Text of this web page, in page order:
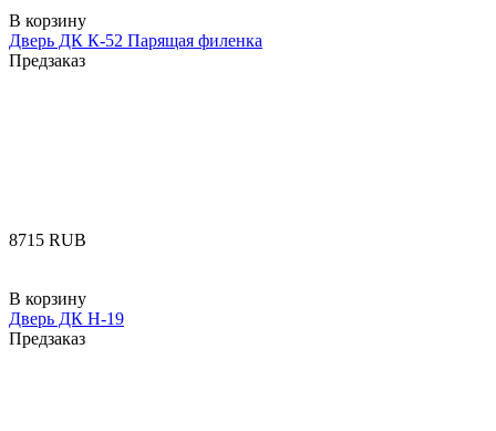
В корзину
Дверь ДК К-52 Парящая филенка
Предзаказ
‍8715‍ RUB
В корзину
Дверь ДК Н-19
Предзаказ